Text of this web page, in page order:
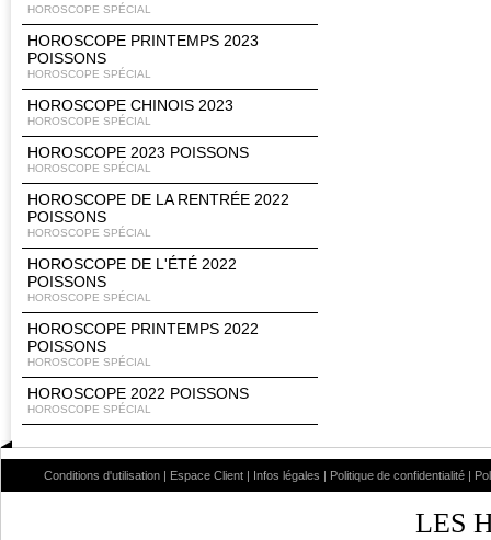
HOROSCOPE SPÉCIAL
HOROSCOPE PRINTEMPS 2023
POISSONS
HOROSCOPE SPÉCIAL
HOROSCOPE CHINOIS 2023
HOROSCOPE SPÉCIAL
HOROSCOPE 2023 POISSONS
HOROSCOPE SPÉCIAL
HOROSCOPE DE LA RENTRÉE 2022
POISSONS
HOROSCOPE SPÉCIAL
HOROSCOPE DE L'ÉTÉ 2022
POISSONS
HOROSCOPE SPÉCIAL
HOROSCOPE PRINTEMPS 2022
POISSONS
HOROSCOPE SPÉCIAL
HOROSCOPE 2022 POISSONS
HOROSCOPE SPÉCIAL
Conditions d'utilisation | Espace Client | Infos légales | Politique de confidentialité |
LES